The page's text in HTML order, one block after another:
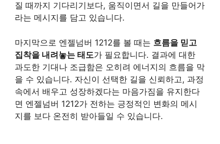
질 때까지 기다리기보다, 움직이면서 길을 만들어가
라는 메시지를 담고 있습니다.
마지막으로 엔젤넘버 1212를 볼 때는 흐름을 믿고
집착을 내려놓는 태도가 필요합니다. 결과에 대한
과도한 기대나 조급함은 오히려 에너지의 흐름을 막
을 수 있습니다. 자신이 선택한 길을 신뢰하고, 과정
속에서 배우고 성장하겠다는 마음가짐을 유지한다
면 엔젤넘버 1212가 전하는 긍정적인 변화의 메시
지를 보다 온전히 받아들일 수 있습니다.